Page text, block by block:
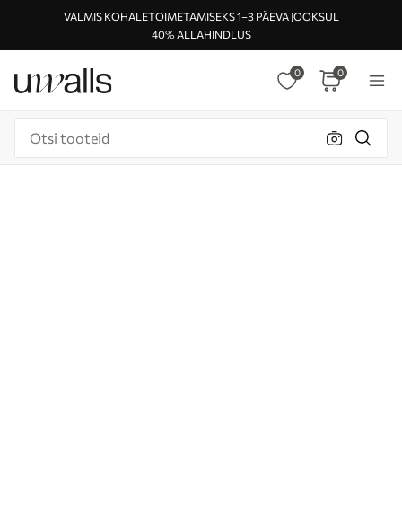
VALMIS KOHALETOIMETAMISEKS 1–3 PÄEVA JOOKSUL
40% ALLAHINDLUS
0 0